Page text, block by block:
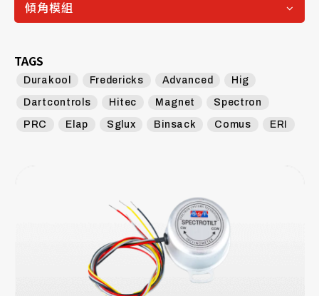
傾角模組
TAGS
Durakool Fredericks Advanced Hig
Dartcontrols Hitec Magnet Spectron
PRC Elap Sglux Binsack Comus ERI